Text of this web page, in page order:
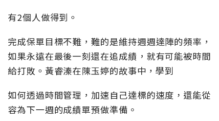
有2個人做得到。
完成保單目標不難，難的是維持週週達陣的頻率，
如果永遠在最後一刻還在追成績，就有可能被時間
給打敗。黃睿溱在陳玉婷的故事中，學到
如何透過時間管理，加速自己達標的速度，還能從
容為下一週的成績單預做準備。